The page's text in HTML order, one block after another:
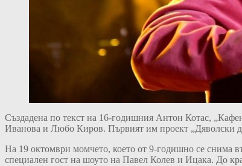
Създадена по текст на 16-годишния Антон Котас,
Иванова и Любо Киров. Първият им проект „Дяволски
На 19 октомври момчето, което от 9-годишно се снима
специален гост на шоуто на Павел Колев и Ицака. До